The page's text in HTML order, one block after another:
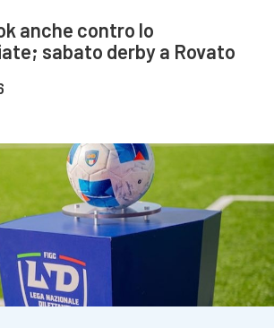
anche contro lo
sabato derby a Rovato